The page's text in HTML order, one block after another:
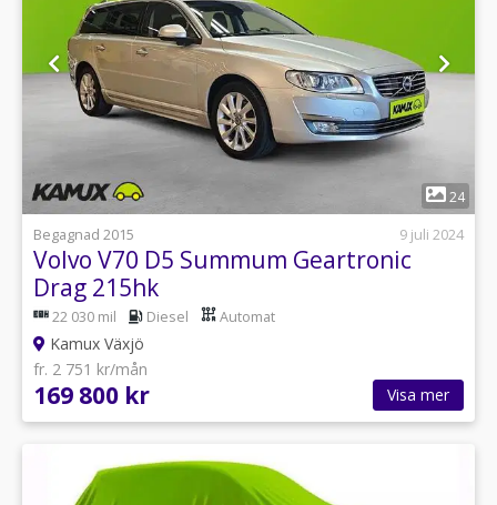
24
Begagnad 2015
9 juli 2024
Volvo V70 D5 Summum Geartronic
Drag 215hk
22 030 mil Diesel Automat
Kamux Växjö
fr. 2 751 kr/mån
169 800 kr Visa mer